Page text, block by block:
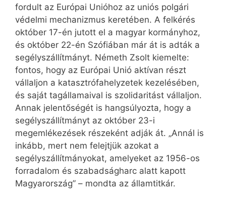
fordult az Európai Unióhoz az uniós polgári
védelmi mechanizmus keretében. A felkérés
október 17-én jutott el a magyar kormányhoz,
és október 22-én Szófiában már át is adták a
segélyszállítmányt. Németh Zsolt kiemelte:
fontos, hogy az Európai Unió aktívan részt
vállaljon a katasztrófahelyzetek kezelésében,
és saját tagállamaival is szolidaritást vállaljon.
Annak jelentőségét is hangsúlyozta, hogy a
segélyszállítmányt az október 23-i
megemlékezések részeként adják át. „Annál is
inkább, mert nem felejtjük azokat a
segélyszállítmányokat, amelyeket az 1956-os
forradalom és szabadságharc alatt kapott
Magyarország” – mondta az államtitkár.